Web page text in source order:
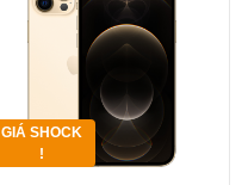
GIÁ SHOCK
!